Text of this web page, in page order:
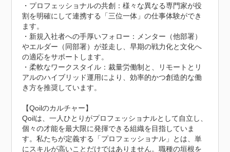
・プロフェッショナルの共創：様々な異なる専門家が役
割を明確にして連携する「三位一体」の仕事体験ができ
ます。
・新規入社者への手厚いフォロー：メンター（他部署）
やエルダー（同部署）が並走し、早期の戦力化と文化へ
の適応をサポートします。
・柔軟なワークスタイル：裁量労働制と、リモートとリ
アルのハイブリッド運用により、効率的かつ創造的な働
き方を推奨しています。
【Qoilのカルチャー】
Qoilは、一人ひとりがプロフェッショナルとして自立し、
個々の才能を最大限に発揮できる組織を目指していま
す。私たちが定義する「プロフェッショナル」とは、単
にスキルが高いことだけではありません。職種の垣根を